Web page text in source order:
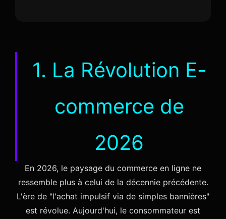
1. La Révolution E-
commerce de
2026
En 2026, le paysage du commerce en ligne ne
ressemble plus à celui de la décennie précédente.
L'ère de "l'achat impulsif via de simples bannières"
est révolue. Aujourd'hui, le consommateur est